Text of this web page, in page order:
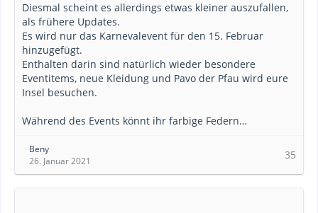
Diesmal scheint es allerdings etwas kleiner auszufallen,
als frühere Updates.
Es wird nur das Karnevalevent für den 15. Februar
hinzugefügt.
Enthalten darin sind natürlich wieder besondere
Eventitems, neue Kleidung und Pavo der Pfau wird eure
Insel besuchen.
Während des Events könnt ihr farbige Federn…
Beny
26. Januar 2021
35